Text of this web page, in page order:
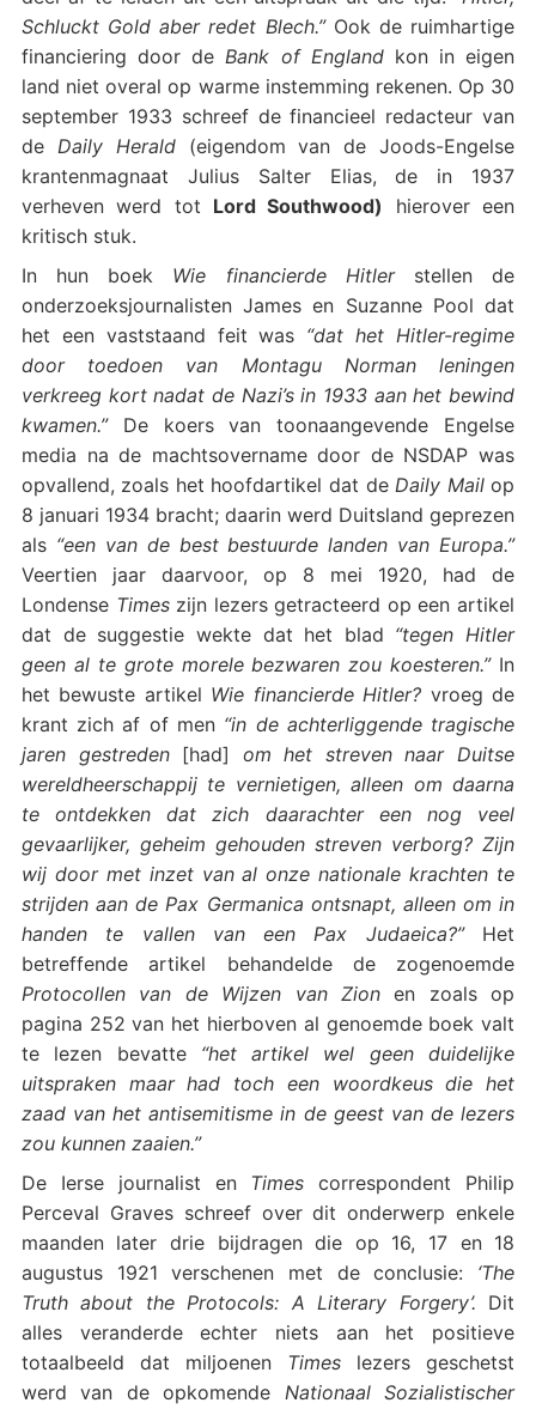
Schluckt Gold aber redet Blech.”Ook de ruimhartige
financiering door deBank of Englandkon in eigen
land niet overal op warme instemming rekenen. Op 30
september 1933 schreef de financieel redacteur van
de Daily Herald(eigendom van de Joods-Engelse
krantenmagnaat Julius Salter Elias, de in 1937
verheven werd tot Lord Southwood)
hierover een
kritisch stuk.
In hun boek Wie financierde Hitlerstellen de
onderzoeksjournalisten James en Suzanne Pool dat
het een vaststaand feit was “dat het Hitler-regime
door toedoen van Montagu Norman leningen
verkreeg kort nadat de Nazi’s in 1933 aan het bewind
kwamen.”De koers van toonaangevende Engelse
media na de machtsovername door de NSDAP was
opvallend, zoals het hoofdartikel dat deDaily Mailop
8 januari 1934 bracht; daarin werd Duitsland geprezen
als “een van de best bestuurde landen van Europa.”
Veertien jaar daarvoor, op 8 mei 1920, had de
Londense Times zijn lezers getracteerd op een artikel
dat de suggestie wekte dat het blad “tegen Hitler
geen al te grote morele bezwaren zou koesteren.”In
het bewuste artikel Wie financierde Hitler? vroeg de
krant zich af of men “in de achterliggende tragische
jaren gestreden [had] om het streven naar Duitse
wereldheerschappij te vernietigen, alleen om daarna
te ontdekken dat zich daarachter een nog veel
gevaarlijker, geheim gehouden streven verborg? Zijn
wij door met inzet van al onze nationale krachten te
strijden aan de Pax Germanica ontsnapt, alleen om in
handen te vallen van een Pax Judaeica?”Het
betreffende artikel behandelde de zogenoemde
Protocollen van de Wijzen van Zionen zoals op
pagina 252 van het hierboven al genoemde boek valt
te lezen bevatte “het artikel wel geen duidelijke
uitspraken maar had toch een woordkeus die het
zaad van het antisemitisme in de geest van de lezers
zou kunnen zaaien.”
De Ierse journalist en Timescorrespondent Philip
Perceval Graves schreef over dit onderwerp enkele
maanden later drie bijdragen die op 16, 17 en 18
augustus 1921 verschenen met de conclusie: ‘The
Truth about the Protocols: A Literary Forgery’. Dit
alles veranderde echter niets aan het positieve
totaalbeeld dat miljoenen Times lezers geschetst
werd van de opkomende Nationaal Sozialistischer